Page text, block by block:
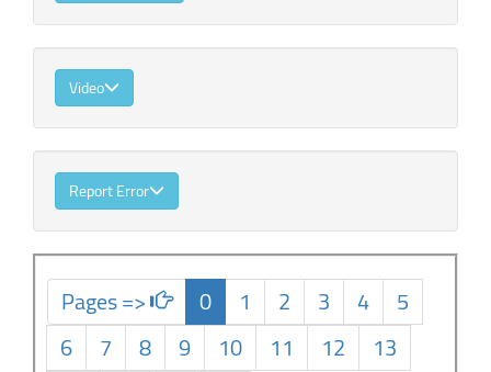
Video
Report Error
Pages => 0 1 2 3 4
5
6
7 8 9 10 11 12
13